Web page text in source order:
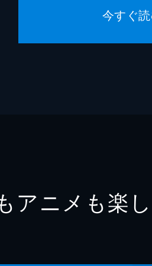
今すぐ
アニメも楽